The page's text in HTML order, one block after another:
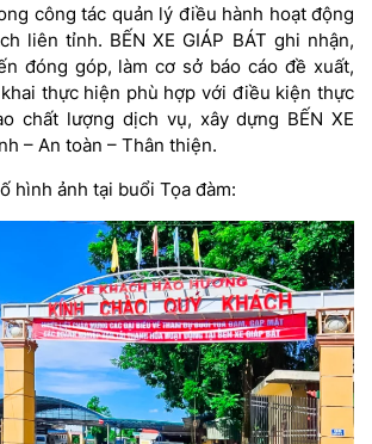
công tác quản lý điều hành hoạt động
liên tỉnh. BẾN XE GIÁP BÁT ghi nhận,
đóng góp, làm cơ sở báo cáo đề xuất,
thực hiện phù hợp với điều kiện thực
chất lượng dịch vụ, xây dựng BẾN XE
– An toàn – Thân thiện.
hình ảnh tại buổi Tọa đàm: